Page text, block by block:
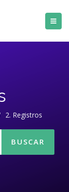
2. Registros